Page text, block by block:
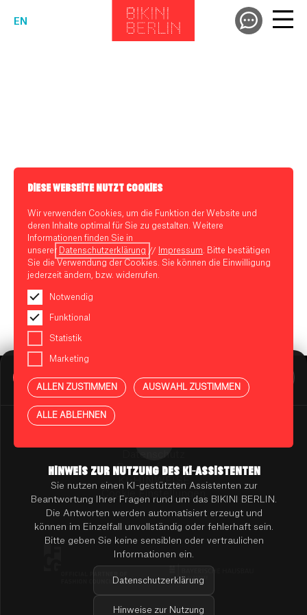
EN
BIKINI BERLIN Assistent
Online
HINWEIS ZUR NUTZUNG DES KI-ASSISTENTEN
Sie nutzen einen KI-gestützten Assistenten zur
Beantwortung Ihrer Fragen rund um das BIKINI BERLIN.
Die Antworten werden automatisiert erzeugt und
können im Einzelfall unvollständig oder fehlerhaft sein.
Bitte geben Sie keine sensiblen oder vertraulichen
Informationen ein.
Datenschutzerklärung
Hinweise zur Nutzung
DIESE WEBSEITE NUTZT COOKIES
Wir verwenden Cookies, um die Funktion der Website und
deren Inhalte optimal für Sie zu gestalten. Weitere
Informationen finden Sie in
unserer
Datenschutzerklärung // Impressum . Bitte bestätigen
Sie die Verwendung der Cookies. Sie können die Einwilligung
jederzeit ändern, bzw. widerrufen.
Notwendig
Funktional
Statistik
Marketing
ALLEN ZUSTIMMEN AUSWAHL ZUSTIMMEN
ALLE ABLEHNEN
Presse
Barrierefreiheit
KI-HINWEISE
Cookie Einstellungen